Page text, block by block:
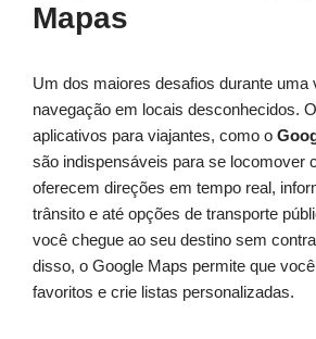
Mapas
Um dos maiores desafios durante uma
navegação em locais desconhecidos.
aplicativos para viajantes, como o
são indispensáveis para se locomover
oferecem direções em tempo real,
trânsito e até opções de transporte
você chegue ao seu destino sem
disso, o Google Maps permite que
favoritos e crie listas personalizadas.